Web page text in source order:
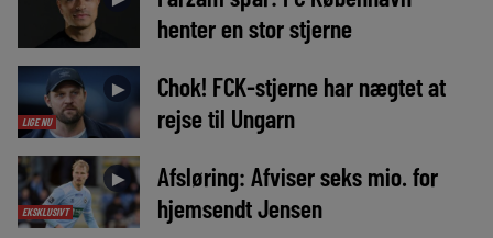
henter en stor stjerne
LIGE NU
►
Chok! FCK-stjerne har nægtet at
rejse til Ungarn
EKSKLUSIVT
►
Afsløring: Afviser seks mio. for
hjemsendt Jensen